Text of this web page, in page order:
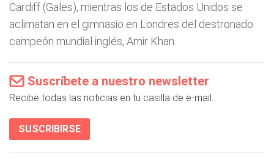
Cardiff (Gales), mientras los de Estados Unidos se
aclimatan en el gimnasio en Londres del destronado
campeón mundial inglés, Amir Khan.
Suscríbete a nuestro newsletter
Recibe todas las noticias en tu casilla de e-mail.
SUSCRIBIRSE